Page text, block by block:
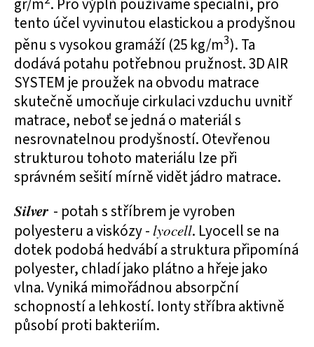
gr/m . Pro výplň používáme speciální, pro
tento účel vyvinutou elastickou a prodyšnou
pěnu s vysokou gramáží (25 kg/m3). Ta
dodává potahu potřebnou pružnost. 3D AIR
SYSTEM je proužek na obvodu matrace
skutečně umocňuje cirkulaci vzduchu uvnitř
matrace, neboť se jedná o materiál s
nesrovnatelnou prodyšností. Otevřenou
strukturou tohoto materiálu lze při
správném sešití mírně vidět jádro matrace.
Silver - potah s stříbrem je vyroben
polyesteru a viskózy - lyocell. Lyocell se na
dotek podobá hedvábí a struktura připomíná
polyester, chladí jako plátno a hřeje jako
vlna. Vyniká mimořádnou absorpční
schopností a lehkostí. Ionty stříbra aktivně
působí proti bakteriím.